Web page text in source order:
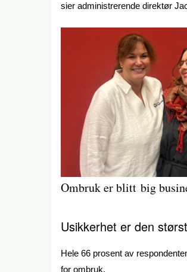
sier administrerende direktør
Ombruk er blitt big
Usikkerhet er den
Hele 66 prosent av
for ombruk.